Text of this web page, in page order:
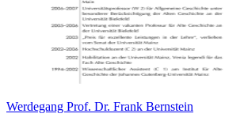
Werdegang Prof. Dr. Frank Bernstein